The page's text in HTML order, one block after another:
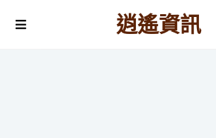
逍遙資訊